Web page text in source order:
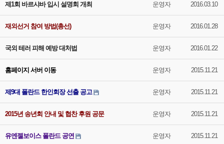
제1회 바르샤바 입시 설명회 개최 운영자 2016.03.10
재외선거 참여 방법(총선) 운영자 2016.01.28
국외 테러 피해 예방 대처법 운영자 2016.01.22
홈페이지 서버 이동 운영자 2015.11.21
제9대 폴란드 한인회장 선출 공고 운영자 2015.11.21
2015년 송년회 안내 및 협찬 후원 공문 운영자 2015.11.21
유엔젤보이스 폴란드 공연 운영자 2015.11.21